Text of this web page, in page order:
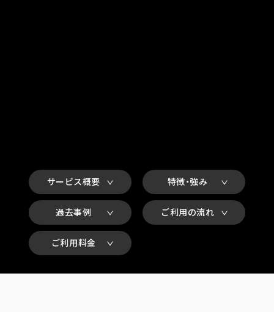
サービス概要 特徴・強み
過去事例 ご利用の流れ
ご利用料金